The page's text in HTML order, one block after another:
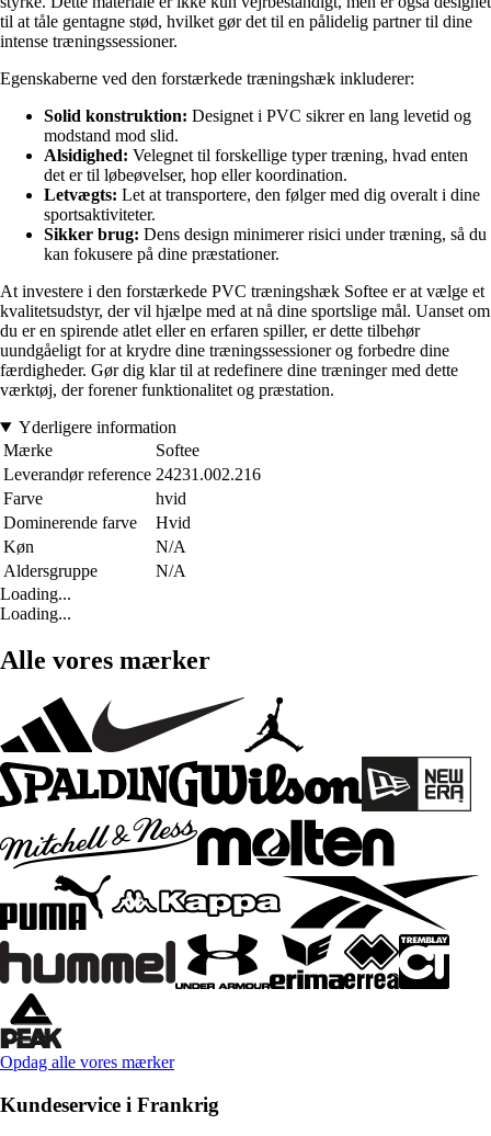
til at tåle gentagne stød, hvilket gør det til en pålidelig partner til dine
intense træningssessioner.
Egenskaberne ved den forstærkede træningshæk inkluderer:
Solid konstruktion: Designet i PVC sikrer en lang levetid og
modstand mod slid.
Alsidighed: Velegnet til forskellige typer træning, hvad enten
det er til løbeøvelser, hop eller koordination.
Letvægts: Let at transportere, den følger med dig overalt i dine
sportsaktiviteter.
Sikker brug: Dens design minimerer risici under træning, så du
kan fokusere på dine præstationer.
At investere i den forstærkede PVC træningshæk Softee er at vælge et
kvalitetsudstyr, der vil hjælpe med at nå dine sportslige mål. Uanset om
du er en spirende atlet eller en erfaren spiller, er dette tilbehør
uundgåeligt for at krydre dine træningssessioner og forbedre dine
færdigheder. Gør dig klar til at redefinere dine træninger med dette
værktøj, der forener funktionalitet og præstation.
Yderligere information
Mærke
Softee
Leverandør reference 24231.002.216
Farve
hvid
Dominerende farve
Hvid
Køn
N/A
Aldersgruppe
N/A
Loading...
Loading...
Alle vores mærker
Opdag alle vores mærker
Kundeservice i Frankrig